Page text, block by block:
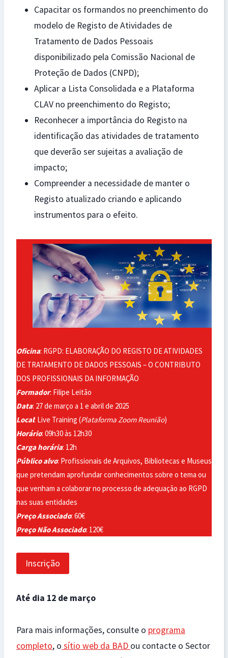
Capacitar os formandos no preenchimento do
modelo de Registo de Atividades de
Tratamento de Dados Pessoais
disponibilizado pela Comissão Nacional de
Proteção de Dados (CNPD);
Aplicar a Lista Consolidada e a Plataforma
CLAV no preenchimento do Registo;
Reconhecer a importância do Registo na
identificação das atividades de tratamento
que deverão ser sujeitas a avaliação de
impacto;
Compreender a necessidade de manter o
Registo atualizado criando e aplicando
instrumentos para o efeito.
Oficina: RGPD: ELABORAÇÃO DO REGISTO DE ATIVIDADES
DE TRATAMENTO DE DADOS PESSOAIS – O CONTRIBUTO
DOS PROFISSIONAIS DA INFORMAÇÃO
Formador: Filipe Leitão
Data: 27 de março a 1 e abril de 2025
Local: Live Training (Plataforma Zoom Reunião)
Horário: 09h30 às 12h30
Carga horária: 12h
Público alvo: Profissionais de Arquivos, Bibliotecas e Museus
que pretendam aprofundar conhecimentos sobre o tema ou
que venham a colaborar no processo de adequação ao RGPD
nas suas entidades
Preço Associado: 60€
Preço Não Associado: 120€
Inscrição
Até dia 12 de março
Para mais informações, consulte o programa
completo, o sítio web da BAD ou contacte o Sector